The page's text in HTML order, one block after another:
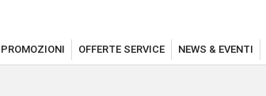
PROMOZIONI OFFERTE SERVICE NEWS & EVENTI